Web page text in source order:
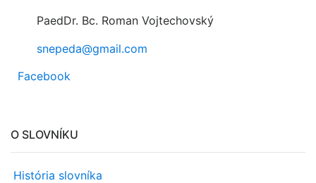
PaedDr. Bc. Roman Vojtechovský
snepeda@gmail.com
Facebook
O SLOVNÍKU
História slovníka